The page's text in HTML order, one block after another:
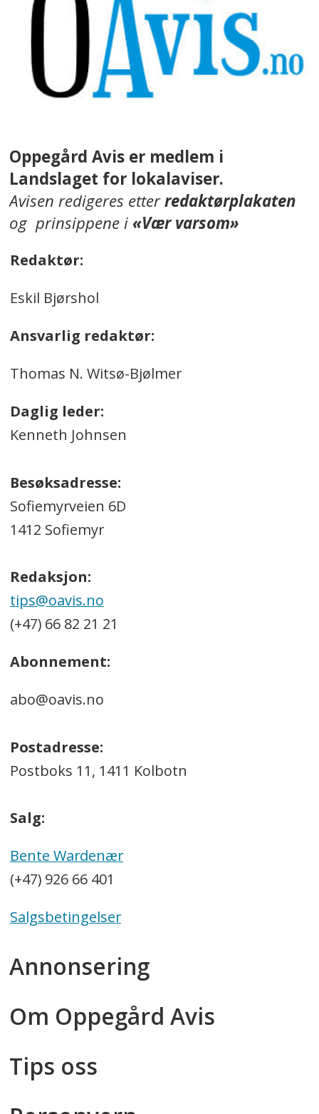
Oppegård Avis er medlem i
Landslaget for lokalaviser.
Avisen redigeres etterredaktørplakaten
og prinsippene i«Vær varsom»
Redaktør:
Eskil Bjørshol
Ansvarlig redaktør:
Thomas N. Witsø-Bjølmer
Daglig leder:
Kenneth Johnsen
Besøksadresse:
Sofiemyrveien 6D
1412 Sofiemyr
Redaksjon:
tips@oavis.no
(+47) 66 82 21 21
Abonnement:
abo@oavis.no
Postadresse:
Postboks 11, 1411 Kolbotn
Salg:
Bente Wardenær
(+47) 926 66 401
Salgsbetingelser
Annonsering
Om Oppegård Avis
Tips oss